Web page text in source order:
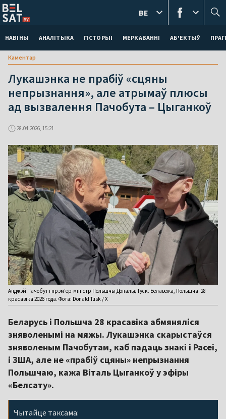
НАВІНЫ АНАЛІТЫКА ГІСТОРЫІ МЕРКАВАННI АБ'ЕКТЫЎ
BE
Каментар
Лукашэнка не прабіў «сцяны
непрызнання», але атрымаў плюсы
ад вызвалення Пачобута – Цыганкоў
28.04.2026, 15:21
Анджэй Пачобут і прэм’ер-міністр Польшчы Дональд Туск. Белавежа, Польшча. 28
красавіка 2026 года. Фота: Donald Tusk / X
Беларусь і Польшча 28 красавіка абмяняліся
зняволенымі на мяжы. Лукашэнка скарыстаўся
зняволеным Пачобутам, каб падаць знакі і Расеі,
і ЗША, але не «прабіў сцяны» непрызнання
Польшчаю, кажа Віталь Цыганкоў у эфіры
«Белсату».
Чытайце таксама: